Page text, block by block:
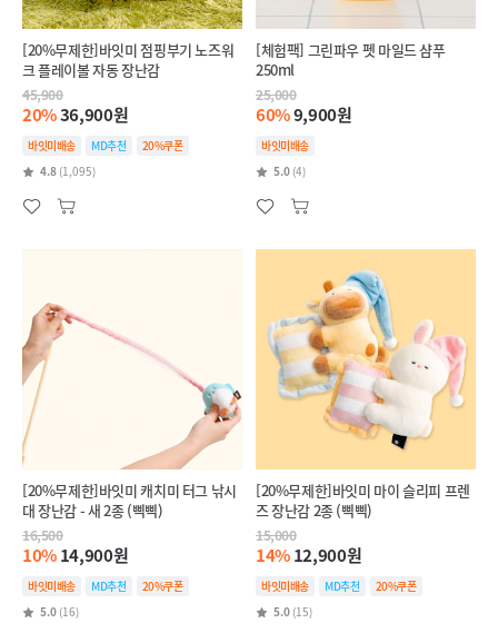
[20%무제한]바잇미 점핑부기 노즈워
크 플레이볼 자동 장난감
45,900
20%36,900원
바잇미배송 MD추천
20%쿠폰
4.8 (1,095)
[체험팩] 그린파우 펫 마일드 샴푸
250ml
25,000
60%9,900원
바잇미배송
5.0 (4)
[20%무제한]바잇미 캐치미 터그 낚시
대 장난감 - 새 2종 (삑삑)
16,500
10%14,900원
바잇미배송 MD추천
20%쿠폰
5.0 (16)
[20%무제한]바잇미 마이 슬리피 프렌
즈 장난감 2종 (삑삑)
15,000
14%12,900원
바잇미배송 MD추천
20%쿠폰
5.0 (15)